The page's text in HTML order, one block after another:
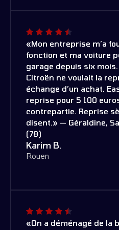
«Mon entreprise m’a
fonction et ma voiture
garage depuis six
Citroën ne voulait la
échange d’un achat.
reprise pour 5 100
contrepartie. Reprise
disent.» — Géraldine,
(78)
Karim B.
Rouen
«On a déménagé de la